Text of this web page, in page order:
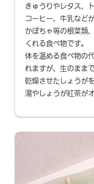
きゅうりやレタス、
コーヒー、牛乳など
かぼちゃ等の根菜類
くれる食べ物です。
体を温める食べ物の
れますが、生のまま
乾燥させたしょうが
湯やしょうが紅茶が